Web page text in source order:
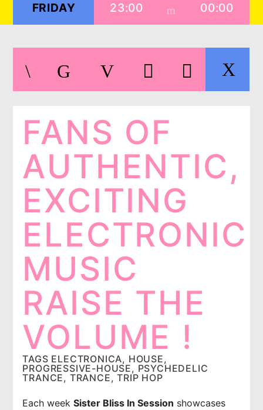
LIVE ON IMIXXRADIO.COM
TITRE
EMISSION EN COURS
HEXAGON RADIO
22:00 23:00
Imixx Radio
FRIDAY 23:00 00:00
FANS OF
AUTHENTIC,
EXCITING
ELECTRONIC
MUSIC
RAISE THE
VOLUME !
TAGS ELECTRONICA, HOUSE,
PROGRESSIVE-HOUSE, PSYCHEDELIC
TRANCE, TRANCE,TRIP HOP
Each weekSister Bliss In Session showcases